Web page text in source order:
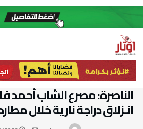
الناصرة: مصرع الشاب أحمد
انـزلاق دراجة نارية خلال